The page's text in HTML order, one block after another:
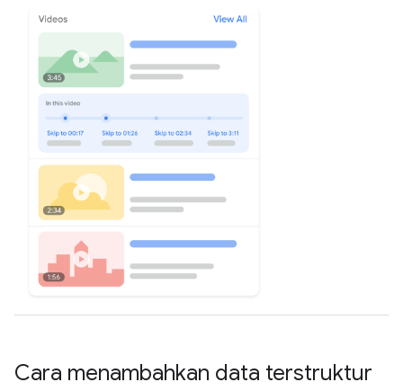
Cara menambahkan data terstruktur